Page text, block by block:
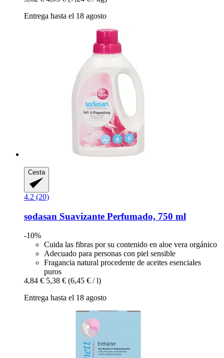
Entrega hasta el 18 agosto
Cesta
4.2 (20)
sodasan Suavizante Perfumado, 750 ml
-10%
Cuida las fibras por su contenido en aloe vera orgánico
Adecuado para personas con piel sensible
Fragancia natural procedente de aceites esenciales
puros
4,84 € 5,38 € (6,45 € / l)
Entrega hasta el 18 agosto